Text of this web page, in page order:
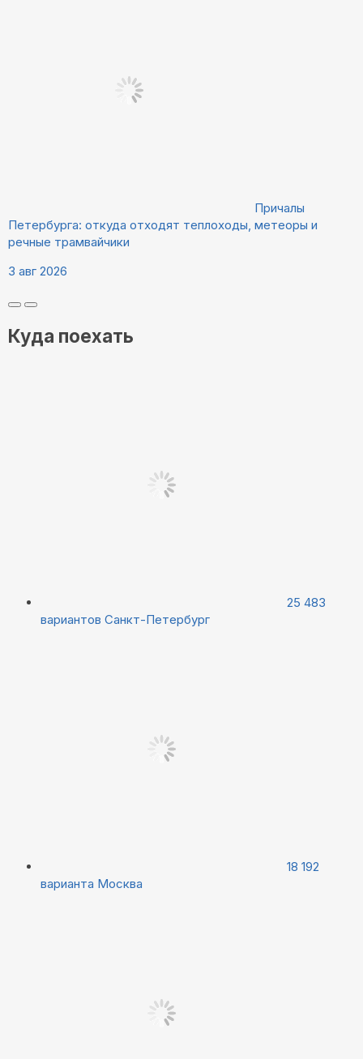
Причалы
Петербурга: откуда отходят теплоходы, метеоры и
речные трамвайчики
3 авг 2026
Куда поехать
25 483
вариантов Санкт-Петербург
18 192
варианта Москва